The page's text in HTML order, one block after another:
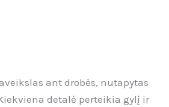
ant drobės, nutapytas
detalė perteikia gylį ir